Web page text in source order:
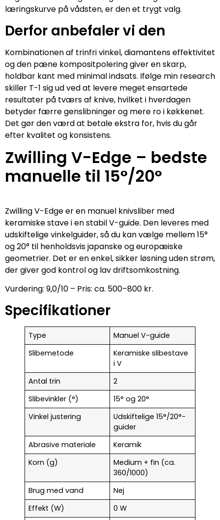
læringskurve på vådsten, er den et trygt valg.
Derfor anbefaler vi den
Kombinationen af trinfri vinkel, diamantens effektivitet
og den pæne kompositpolering giver en skarp,
holdbar kant med minimal indsats. Ifølge min research
skiller T-1 sig ud ved at levere meget ensartede
resultater på tværs af knive, hvilket i hverdagen
betyder færre genslibninger og mere ro i køkkenet.
Det gør den værd at betale ekstra for, hvis du går
efter kvalitet og konsistens.
Zwilling V-Edge – bedste
manuelle til 15°/20°
Zwilling V-Edge er en manuel knivsliber med
keramiske stave i en stabil V-guide. Den leveres med
udskiftelige vinkelguider, så du kan vælge mellem 15°
og 20° til henholdsvis japanske og europæiske
geometrier. Det er en enkel, sikker løsning uden strøm,
der giver god kontrol og lav driftsomkostning.
Vurdering: 9,0/10 – Pris: ca. 500–800 kr.
Specifikationer
Type
Manuel V-guide
Slibemetode
Keramiske slibestave
i V
Antal trin
2
Slibevinkler (°)
15° og 20°
Vinkel justering
Udskiftelige 15°/20°-
guider
Abrasive materiale
Keramik
Korn (g)
Medium + fin (ca.
360/1000)
Brug med vand
Nej
Effekt (W)
0 W